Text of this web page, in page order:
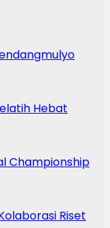
Hebat
Championship
Riset